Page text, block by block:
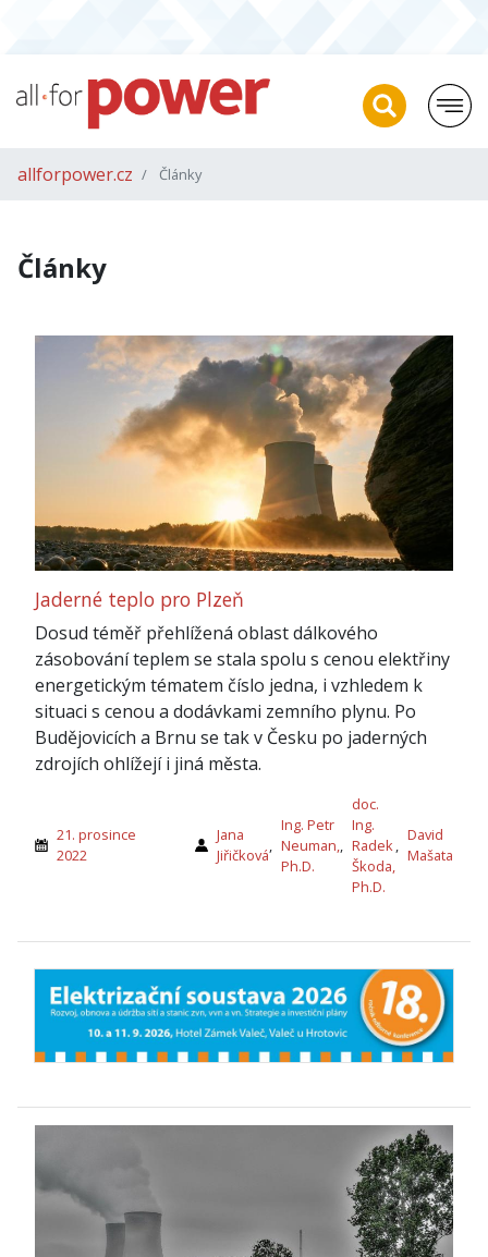
allforpower.cz Články
Články
Jaderné teplo pro Plzeň
Dosud téměř přehlížená oblast dálkového
zásobování teplem se stala spolu s cenou elektřiny
energetickým tématem číslo jedna, i vzhledem k
situaci s cenou a dodávkami zemního plynu. Po
Budějovicích a Brnu se tak v Česku po jaderných
zdrojích ohlížejí i jiná města.
21. prosince
2022
Jana
Jiřičková
,
Ing. Petr
Neuman,
Ph.D.
,
doc.
Ing.
Radek
Škoda,
Ph.D.
,
David
Mašata